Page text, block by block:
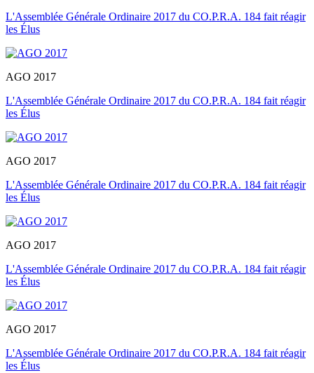
L'Assemblée Générale Ordinaire 2017 du CO.P.R.A. 184 fait réagir
les Élus
AGO 2017
L'Assemblée Générale Ordinaire 2017 du CO.P.R.A. 184 fait réagir
les Élus
AGO 2017
L'Assemblée Générale Ordinaire 2017 du CO.P.R.A. 184 fait réagir
les Élus
AGO 2017
L'Assemblée Générale Ordinaire 2017 du CO.P.R.A. 184 fait réagir
les Élus
AGO 2017
L'Assemblée Générale Ordinaire 2017 du CO.P.R.A. 184 fait réagir
les Élus